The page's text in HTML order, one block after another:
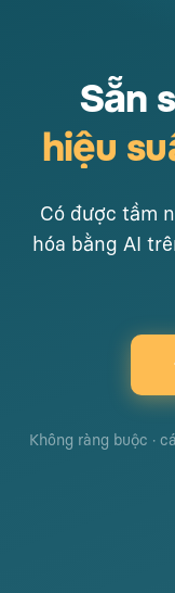
Sẵn
hiệu
Có được tầm
hóa bằng AI
Không ràng buộc ·